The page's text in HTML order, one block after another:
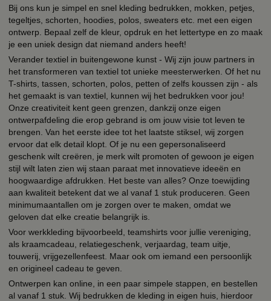
Bij ons kun je simpel en snel kleding bedrukken, mokken, petjes,
tegeltjes, schorten, hoodies, polos, sweaters etc. met een eigen
ontwerp. Bepaal zelf de kleur, opdruk en het lettertype en zo maak
je een uniek design dat niemand anders heeft!
Verander textiel in buitengewone kunst - Wij zijn jouw partners in
het transformeren van textiel tot unieke meesterwerken. Of het nu
T-shirts, tassen, schorten, polos, petten of zelfs koussen zijn - als
het gemaakt is van textiel, kunnen wij het bedrukken voor jou!
Onze creativiteit kent geen grenzen, dankzij onze eigen
ontwerpafdeling die erop gebrand is om jouw visie tot leven te
brengen. Van het eerste idee tot het laatste stiksel, wij zorgen
ervoor dat elk detail klopt. Of je nu een gepersonaliseerd
geschenk wilt creëren, je merk wilt promoten of gewoon je eigen
stijl wilt laten zien wij staan paraat met innovatieve ideeën en
hoogwaardige afdrukken. Het beste van alles? Onze toewijding
aan kwaliteit betekent dat we al vanaf 1 stuk produceren. Geen
minimumaantallen om je zorgen over te maken, omdat we
geloven dat elke creatie belangrijk is.
Voor werkkleding bijvoorbeeld, teamshirts voor jullie vereniging,
als kraamcadeau, relatiegeschenk, verjaardag, team uitje,
touwerij, vrijgezellenfeest. Maar ook om iemand een persoonlijk
en origineel cadeau te geven.
Ontwerpen kan online, in een paar simpele stappen, en bestellen
al vanaf 1 stuk. Wij bedrukken de kleding in eigen huis, hierdoor